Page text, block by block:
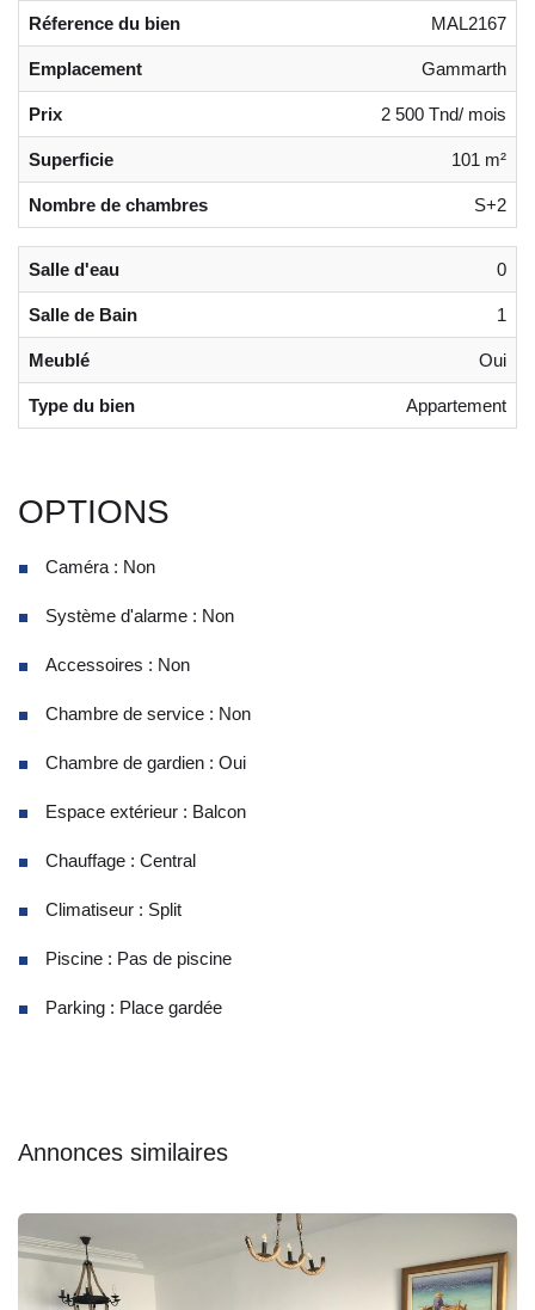
Réference du bien MAL2167
Emplacement Gammarth
Prix 2 500 Tnd/ mois
Superficie 101 m²
Nombre de chambres S+2
Salle d'eau 0
Salle de Bain 1
Meublé Oui
Type du bien Appartement
OPTIONS
Caméra : Non
Système d'alarme : Non
Accessoires : Non
Chambre de service : Non
Chambre de gardien : Oui
Espace extérieur : Balcon
Chauffage : Central
Climatiseur : Split
Piscine : Pas de piscine
Parking : Place gardée
Annonces similaires